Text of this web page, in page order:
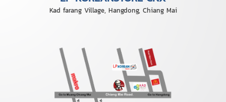
Kad farang Village, Hangdong, Chiang Mai